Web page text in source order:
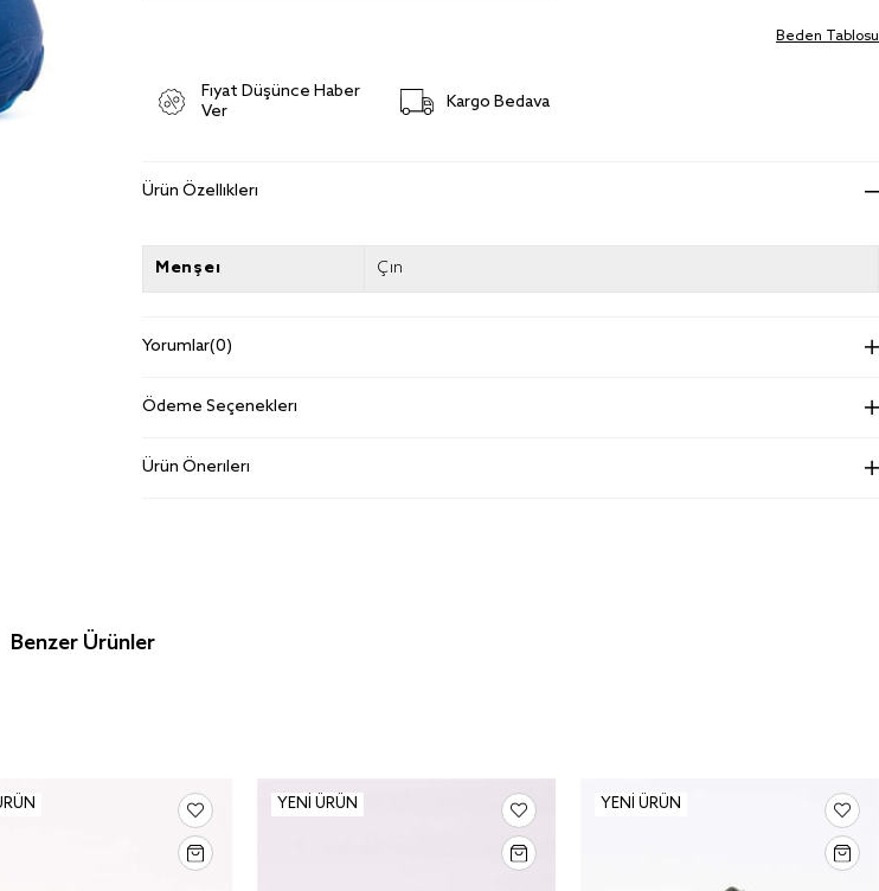
Beden Tablosu
Fiyat Düşünce Haber
Ver
Kargo Bedava
Ürün Özellikleri
Menşei Çin
Yorumlar(0)
Ödeme Seçenekleri
Ürün Önerileri
Benzer Ürünler
YENI ÜRÜN YENI ÜRÜN